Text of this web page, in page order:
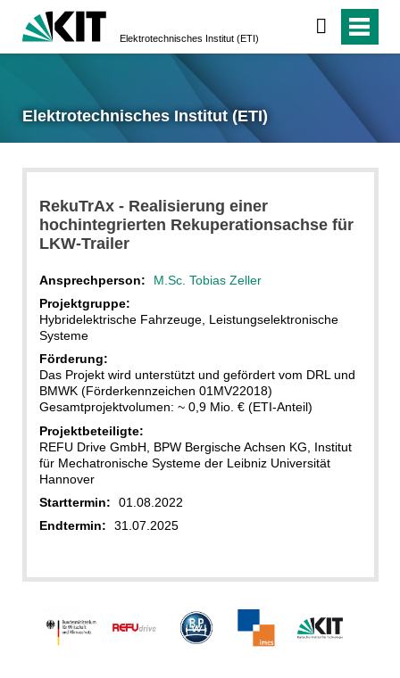
Elektrotechnisches Institut (ETI)
Elektrotechnisches Institut (ETI)
RekuTrAx - Realisierung einer
hochintegrierten Rekuperationsachse für
LKW-Trailer
Ansprechperson:
M.Sc. Tobias Zeller
Projektgruppe:
Hybridelektrische Fahrzeuge, Leistungselektronische
Systeme
Förderung:
Das Projekt wird unterstützt und gefördert vom DRL und
BMWK (Förderkennzeichen 01MV22018)
Gesamtprojektvolumen: ~ 0,9 Mio. € (ETI-Anteil)
Projektbeteiligte:
REFU Drive GmbH, BPW Bergische Achsen KG, Institut
für Mechatronische Systeme der Leibniz Universität
Hannover
Starttermin:
01.08.2022
Endtermin:
31.07.2025